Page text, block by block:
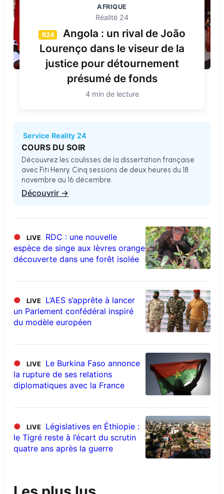
AFRIQUE
Réalité 24
R24
Angola : un rival de João
Lourenço dans le viseur de la
justice pour détournement
présumé de fonds
4 min de lecture
Service Reality 24
COURS DU SOIR
Découvrez les coulisses de la dissertation française
avec Fiti Henry. Cinq sessions de deux heures du 18
novembre au 16 décembre.
Découvrir →
● LIVE
RDC : une nouvelle
espèce de singe aux lèvres orange
découverte dans une forêt isolée
● LIVE
L’AES s’apprête à lancer
un Parlement confédéral inspiré
du modèle européen
● LIVE
Le Burkina Faso annonce
la rupture de ses relations
diplomatiques avec la France
● LIVE
Législatives en Éthiopie :
le Tigré reste à l’écart du scrutin
quatre ans après la guerre